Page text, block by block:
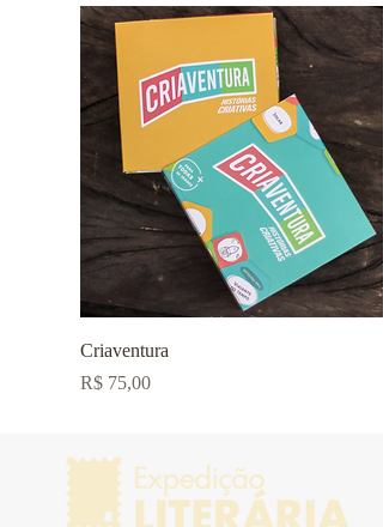
Criaventura
Preço
R$ 75,00